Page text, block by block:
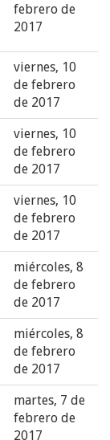
febrero de
2017
viernes, 10
de febrero
de 2017
viernes, 10
de febrero
de 2017
viernes, 10
de febrero
de 2017
miércoles, 8
de febrero
de 2017
miércoles, 8
de febrero
de 2017
martes, 7 de
febrero de
2017